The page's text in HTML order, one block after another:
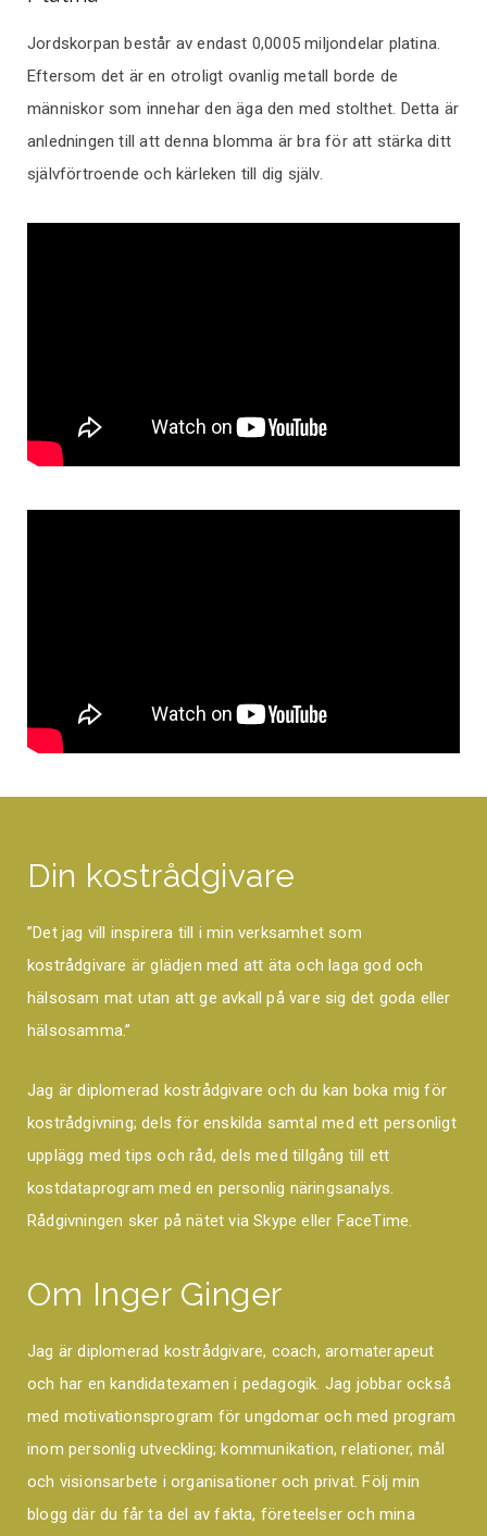
Jordskorpan består av endast 0,0005 miljondelar platina.
Eftersom det är en otroligt ovanlig metall borde de
människor som innehar den äga den med stolthet. Detta är
anledningen till att denna blomma är bra för att stärka ditt
självförtroende och kärleken till dig själv.
Din kostrådgivare
”Det jag vill inspirera till i min verksamhet som
kostrådgivare är glädjen med att äta och laga god och
hälsosam mat utan att ge avkall på vare sig det goda eller
hälsosamma.”
Jag är diplomerad kostrådgivare och du kan boka mig för
kostrådgivning; dels för enskilda samtal med ett personligt
upplägg med tips och råd, dels med tillgång till ett
kostdataprogram med en personlig näringsanalys.
Rådgivningen sker på nätet via Skype eller FaceTime.
Om Inger Ginger
Jag är diplomerad kostrådgivare, coach, aromaterapeut
och har en kandidatexamen i pedagogik. Jag jobbar också
med motivationsprogram för ungdomar och med program
inom personlig utveckling; kommunikation, relationer, mål
och visionsarbete i organisationer och privat. Följ min
blogg där du får ta del av fakta, företeelser och mina